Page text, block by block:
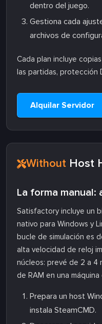
dentro del juego.
Gestiona cada
archivos de
Cada plan incluye
las partidas, protección
Alquilar Servidor
Without Host
La forma manual:
Satisfactory incluye un
nativo para Windows y
bucle de simulación es
alta velocidad de reloj
núcleos: prevé de 2 a 4
de RAM en una
Prepara un host
instala SteamCMD.